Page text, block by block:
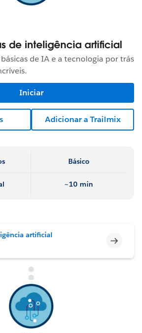
de inteligência artificial
de IA e a tecnologia por trás
Iniciar
Adicionar a Trailmix
Básico
~10 min
artificial